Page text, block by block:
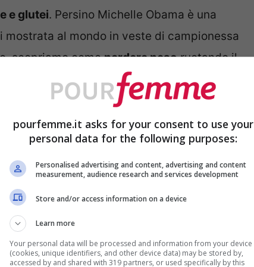
e glutei. Persino Michelle Obama è una
al mondo in veste di campionessa
scopriamo comeperdere pesoruotando il
fa bruciare fino a 500 calorie, davvero
valida alternativa alle lunghe sedute in
L’avreste mai detto che
a rinforzare i muscoli
hoop è consigliato per tornare in forma
anche flessibilità e armonia nei
pourfemme.it asks for your consent to use your
personal data for the following purposes:
Personalised advertising and content, advertising and content
measurement, audience research and services development
Store and/or access information on a device
Learn more
Your personal data will be processed and information from your device
(cookies, unique identifiers, and other device data) may be stored by,
accessed by and shared with 319 partners, or used specifically by this